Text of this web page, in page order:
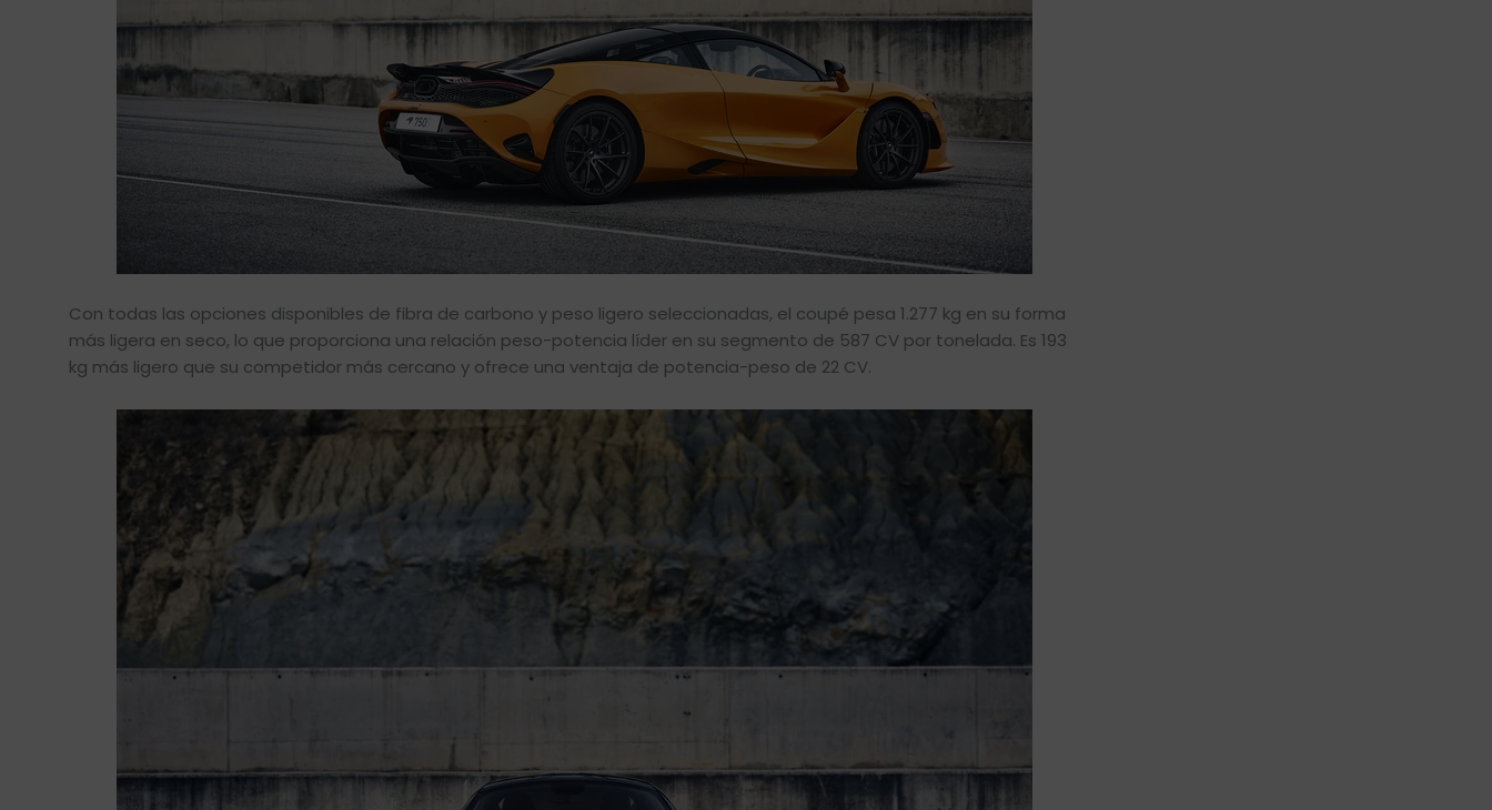
Con todas las opciones disponibles de fibra de carbono y peso ligero seleccionadas, el coupé pesa 1.277 kg en su forma
más ligera en seco, lo que proporciona una relación peso-potencia líder en su segmento de 587 CV por tonelada. Es 193
kg más ligero que su competidor más cercano y ofrece una ventaja de potencia-peso de 22 CV.